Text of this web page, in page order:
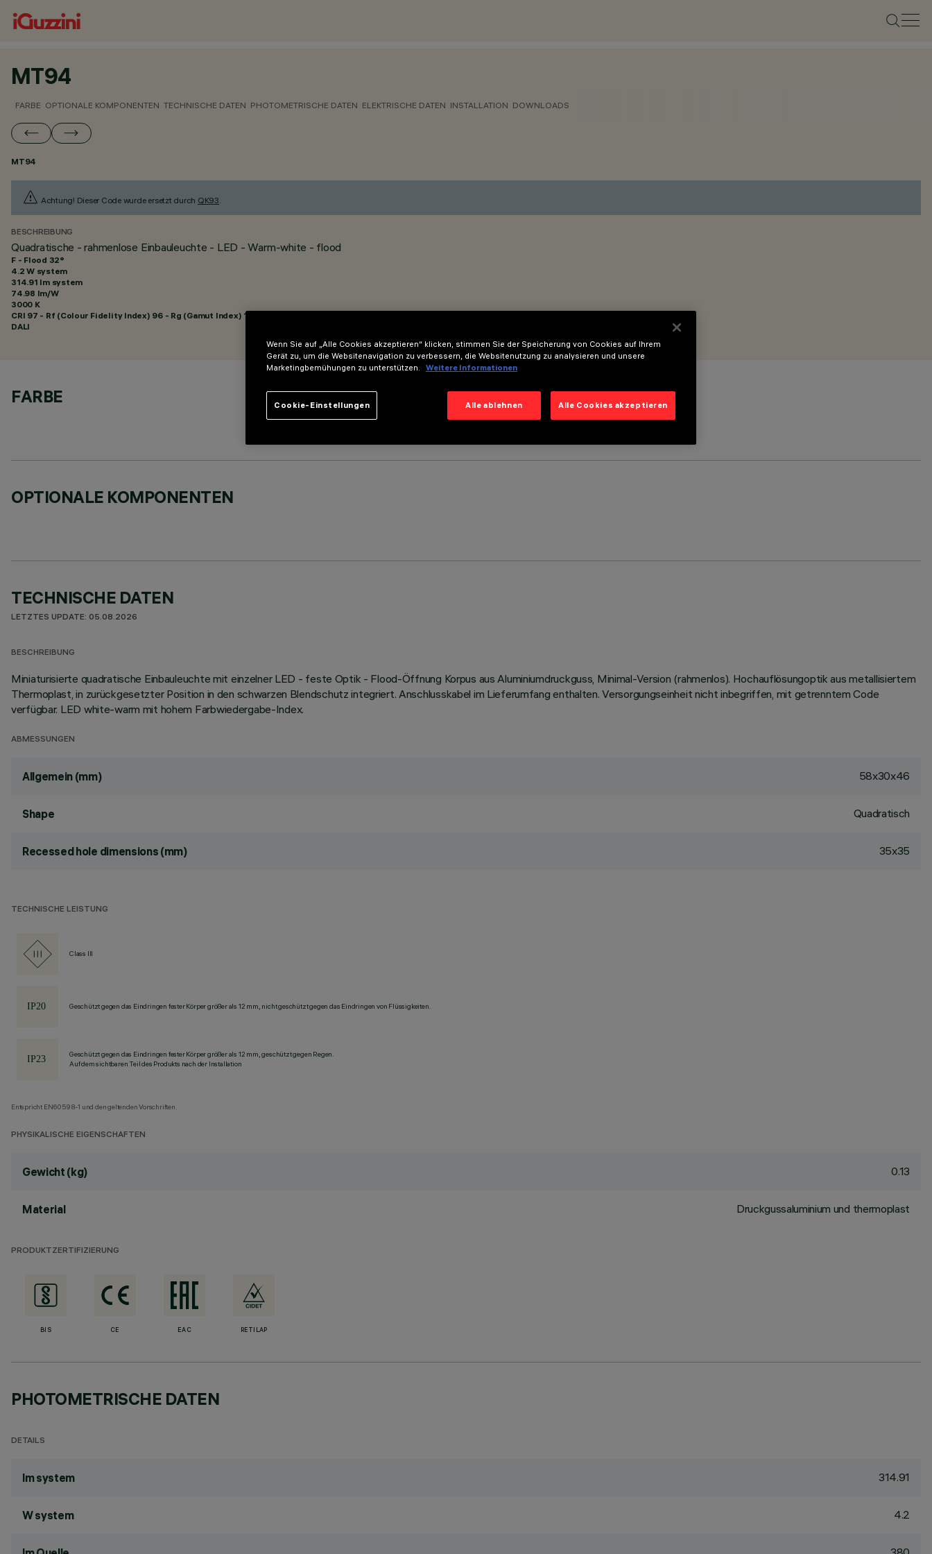
MT94
FARBE OPTIONALE KOMPONENTEN TECHNISCHE DATEN PHOTOMETRISCHE DATEN ELEKTRISCHE DATEN INSTALLATION DOWNLOADS
MT94
Achtung! Dieser Code wurde ersetzt durch QK93.
BESCHREIBUNG
Quadratische - rahmenlose Einbauleuchte - LED - Warm-white - flood
F - Flood 32°
4.2 W system
314.91 lm system
74.98 lm/W
3000 K
CRI 97 - Rf (Colour Fidelity Index) 96 - Rg (Gamut Index) 102
DALI
FARBE
OPTIONALE KOMPONENTEN
TECHNISCHE DATEN
LETZTES UPDATE: 05.08.2026
BESCHREIBUNG
Miniaturisierte quadratische Einbauleuchte mit einzelner LED - feste Optik - Flood-Öffnung Korpus aus Aluminiumdruckguss, Minimal-Version (rahmenlos). Hochauflösungoptik aus metallisiertem
Thermoplast, in zurückgesetzter Position in den schwarzen Blendschutz integriert. Anschlusskabel im Lieferumfang enthalten. Versorgungseinheit nicht inbegriffen, mit getrenntem Code
verfügbar. LED white-warm mit hohem Farbwiedergabe-Index.
ABMESSUNGEN
Allgemein (mm) 58x30x46
Shape Quadratisch
Recessed hole dimensions (mm) 35x35
TECHNISCHE LEISTUNG
Class III
Geschützt gegen das Eindringen fester Körper größer als 12 mm, nicht geschützt gegen das Eindringen von Flüssigkeiten.
Geschützt gegen das Eindringen fester Körper größer als 12 mm, geschützt gegen Regen.
Auf dem sichtbaren Teil des Produkts nach der Installation
Entspricht EN60598-1 und den geltenden Vorschriften.
PHYSIKALISCHE EIGENSCHAFTEN
Gewicht (kg) 0.13
Material Druckgussaluminium und thermoplast
PRODUKTZERTIFIZIERUNG
BIS CE EAC RETILAP
PHOTOMETRISCHE DATEN
DETAILS
lm system 314.91
W system 4.2
Wenn Sie auf „Alle Cookies akzeptieren“ klicken, stimmen Sie der Speicherung von Cookies auf Ihrem
Gerät zu, um die Websitenavigation zu verbessern, die Websitenutzung zu analysieren und unsere
Marketingbemühungen zu unterstützen.
Weitere Informationen
Alle ablehnen Alle Cookies akzeptieren
Cookie-Einstellungen